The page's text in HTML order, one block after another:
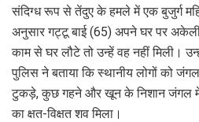
संदिग्ध रूप से तेंदुए के हमले में एक बुजुर्ग
अनुसार गट्टू बाई (65) अपने घर पर
काम से घर लौटे तो उन्हें वह नहीं मिली।
पुलिस ने बताया कि स्थानीय लोगों को
टुकड़े, कुछ गहने और खून के निशान जंगल में
का क्षत-विक्षत शव मिला।